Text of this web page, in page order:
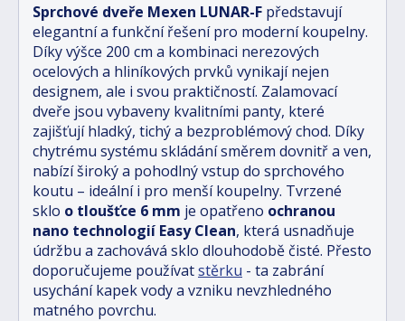
Sprchové dveře Mexen LUNAR-F představují
elegantní a funkční řešení pro moderní koupelny.
Díky výšce 200 cm a kombinaci nerezových
ocelových a hliníkových prvků vynikají nejen
designem, ale i svou praktičností. Zalamovací
dveře jsou vybaveny kvalitními panty, které
zajišťují hladký, tichý a bezproblémový chod. Díky
chytrému systému skládání směrem dovnitř a ven,
nabízí široký a pohodlný vstup do sprchového
koutu – ideální i pro menší koupelny. Tvrzené
sklo o tloušťce 6 mm je opatřeno ochranou
nano technologií Easy Clean, která usnadňuje
údržbu a zachovává sklo dlouhodobě čisté. Přesto
doporučujeme používatstěrku - ta zabrání
usychání kapek vody a vzniku nevzhledného
matného povrchu.